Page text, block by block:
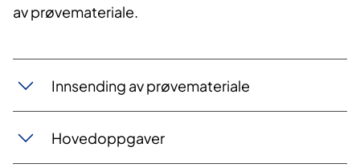
av prøvemateriale.
​​Innsending av prøvemateriale
Hovedoppgaver